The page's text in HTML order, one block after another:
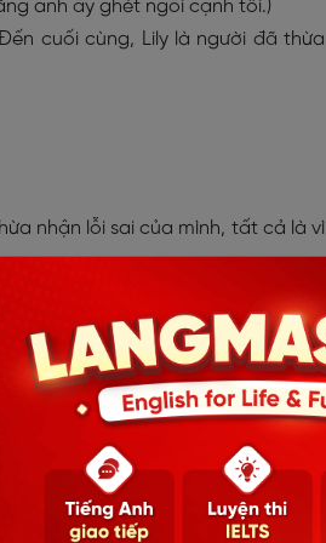
anh ấy ghét ngồi cạnh tôi.)
cuối cùng, Lily là người đã thừa
nhận lỗi sai của mình, tất cả là vì
at home. (Kain cuối cùng đã thừa
thừa nhận rằng cô ấy sẽ tham dự